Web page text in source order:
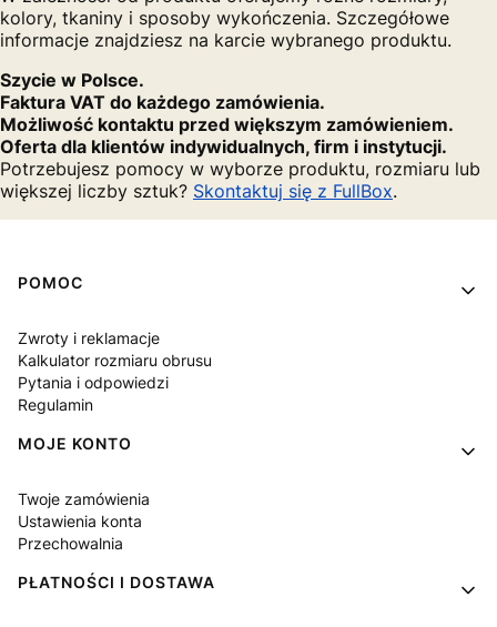
kolory, tkaniny i sposoby wykończenia. Szczegółowe
informacje znajdziesz na karcie wybranego produktu.
Szycie w Polsce.
Faktura VAT do każdego zamówienia.
Możliwość kontaktu przed większym zamówieniem.
Oferta dla klientów indywidualnych, firm i instytucji.
Potrzebujesz pomocy w wyborze produktu, rozmiaru lub
większej liczby sztuk? Skontaktuj się z FullBox.
Linki w stopce
POMOC
Zwroty i reklamacje
Kalkulator rozmiaru obrusu
Pytania i odpowiedzi
Regulamin
MOJE KONTO
Twoje zamówienia
Ustawienia konta
Przechowalnia
PŁATNOŚCI I DOSTAWA